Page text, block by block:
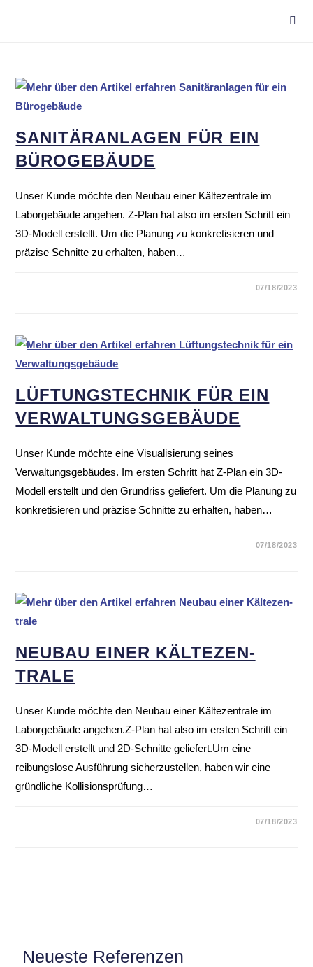
SANI­TÄR­AN­LAGEN FÜR EIN
BÜRO­GE­BÄUDE
Unser Kunde möchte den Neubau einer Kältezentrale im
Laborgebäude angehen. Z-Plan hat also im ersten Schritt ein
3D-Modell erstellt. Um die Planung zu konkretisieren und
präzise Schnitte zu erhalten, haben…
07/18/2023
LÜFTUNGS­TECHNIK FÜR EIN
VERWAL­TUNGS­GE­BÄUDE
Unser Kunde möchte eine Visualisierung seines
Verwaltungsgebäudes. Im ersten Schritt hat Z-Plan ein 3D-
Modell erstellt und den Grundriss geliefert. Um die Planung zu
konkretisieren und präzise Schnitte zu erhalten, haben…
07/18/2023
NEUBAU EINER KÄLTE­ZEN­
TRALE
Unser Kunde möchte den Neubau einer Kältezentrale im
Laborgebäude angehen.Z-Plan hat also im ersten Schritt ein
3D-Modell erstellt und 2D-Schnitte geliefert.Um eine
reibungslose Ausführung sicherzustellen, haben wir eine
gründliche Kollisionsprüfung…
07/18/2023
Neueste Referenzen